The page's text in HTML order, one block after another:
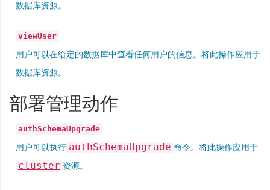
数据库资源。
viewUser
用户可以在给定的数据库中查看任何用户的信息。将此操作应用于
数据库资源。
部署管理动作
authSchemaUpgrade
用户可以执行 authSchemaUpgrade 命令。将此操作应用于
cluster 资源。